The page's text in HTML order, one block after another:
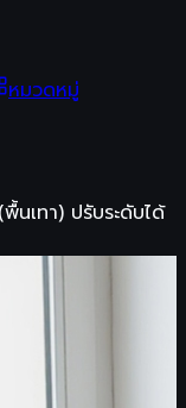
หมวดหมู่
นเทา) ปรับระดับได้